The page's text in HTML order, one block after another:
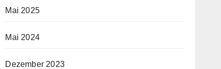
Mai 2025
Mai 2024
Dezember 2023